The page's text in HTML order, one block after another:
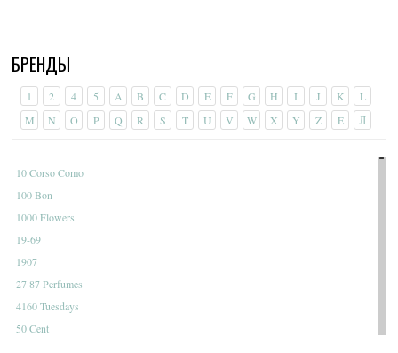
БРЕНДЫ
1 2 4 5 A B C D E F G H I J K
L
M
N O P Q R S T U V W X Y Z É Л
10 Corso Como
100 Bon
1000 Flowers
19-69
1907
27 87 Perfumes
4160 Tuesdays
50 Cent